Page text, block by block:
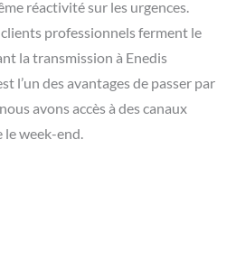
le jour même ?
fonctionne-t-elle le week-end
compteur est défectueux ?
pour une mise en service